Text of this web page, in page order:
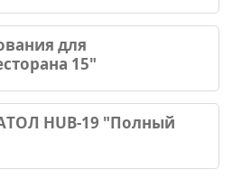
для
15"
HUB-19 "Полный